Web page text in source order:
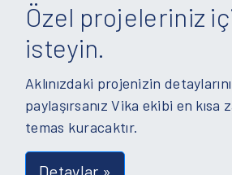
Özel projeleriniz
isteyin.
Aklınızdaki projenizin
paylaşırsanız Vika ekibi en kısa
temas kuracaktır.
Detaylar »